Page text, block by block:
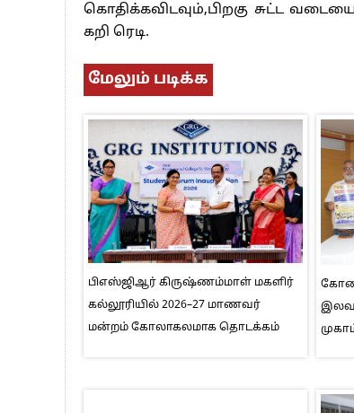
கொதிக்கவிடவும்,பிறகு சுட்ட
கறி ரெடி.
மேலும் படிக்க
பிஎஸ்ஜிஆர் கிருஷ்ணம்மாள் மகளிர்
கல்லூரியில் 2026–27 மாணவர்
மன்றம் கோலாகலமாக தொடக்கம்